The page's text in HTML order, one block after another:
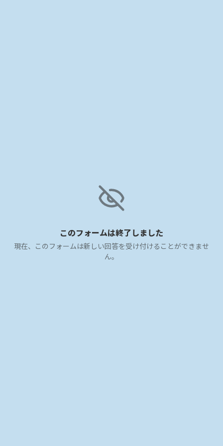
このフォームは終了しました
現在、このフォームは新しい回答を受け付けることができませ
ん。